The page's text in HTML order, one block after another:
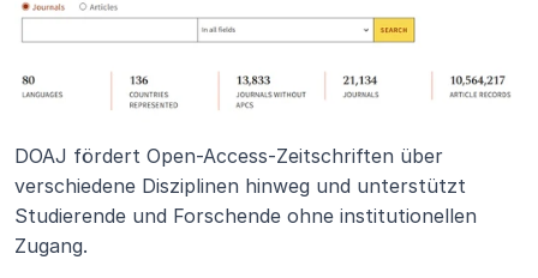
DOAJ fördert Open-Access-Zeitschriften über
verschiedene Disziplinen hinweg und unterstützt
Studierende und Forschende ohne institutionellen
Zugang.